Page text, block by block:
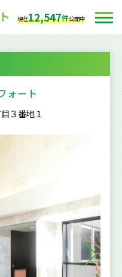
現在12,547件公開中
ォート
３番地１